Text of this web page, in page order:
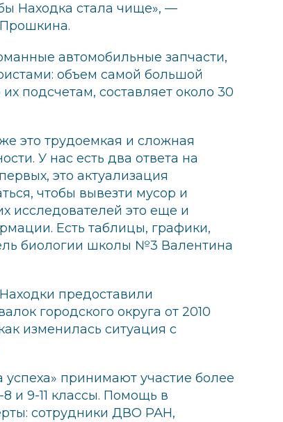
Находка стала чище», —
автомобильные запчасти,
объем самой большой
подсчетам, составляет около 30
это трудоемкая и сложная
У нас есть два ответа на
это актуализация
чтобы вывезти мусор и
исследователей это еще и
Есть таблицы, графики,
биологии школы №3 Валентина
предоставили
городского округа от 2010
изменилась ситуация с
принимают участие более
и 9-11 классы. Помощь в
сотрудники ДВО РАН,